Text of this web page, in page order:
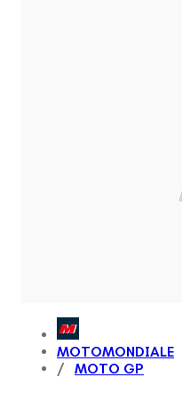
MOTOMONDIALE
MOTO GP